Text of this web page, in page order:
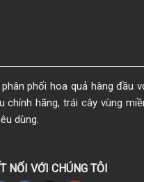
phối hoa quả hàng đầu
chính hãng, trái cây vùng
dùng.
NỐI VỚI CHÚNG TÔI